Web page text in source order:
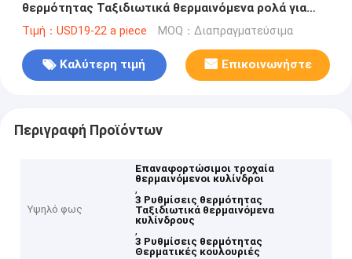
θερμότητας Ταξιδιωτικά θερμαινόμενα ρολά για
ξενοδοχεία
Τιμή：USD19-22 a piece MOQ：Διαπραγματεύσιμα
Καλύτερη τιμή Επικοινωνήστε
Περιγραφή Προϊόντων
Υψηλό φως
Επαναφορτώσιμοι τροχαία
θερμαινόμενοι κυλίνδροι
,
3 Ρυθμίσεις θερμότητας
Ταξιδιωτικά θερμαινόμενα
κυλίνδρους
,
3 Ρυθμίσεις θερμότητας
Θερματικές κουλουριές